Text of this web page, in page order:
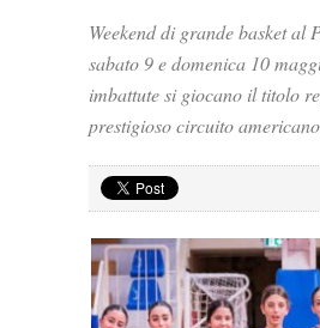
Weekend di grande basket al
sabato 9 e domenica 10
imbattute si giocano il titolo
prestigioso circuito